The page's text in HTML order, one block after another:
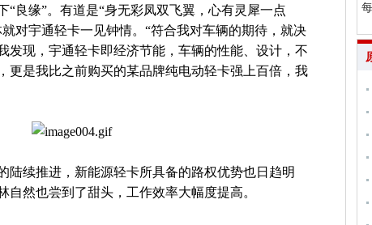
“良缘”。有道是“身无彩凤双飞翼，心有灵犀一点
对宇通轻卡一见钟情。“符合我对车辆的期待，就决
发现，宇通轻卡即经济节能，车辆的性能、设计，不
更是我比之前购买的某品牌纯电动轻卡强上百倍，我
陆续推进，新能源轻卡所具备的路权优势也日趋明
自然也尝到了甜头，工作效率大幅度提高。